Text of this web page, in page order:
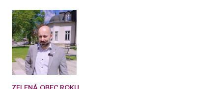
ZELENÁ OBEC ROKU